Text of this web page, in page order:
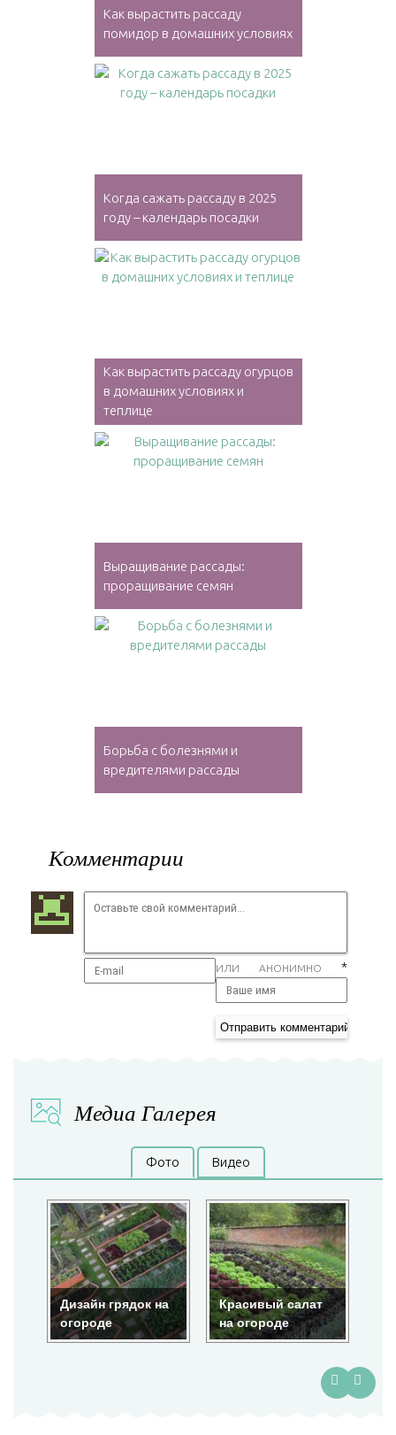
Как вырастить рассаду
помидор в домашних условиях
Когда сажать рассаду в 2025
году – календарь посадки
Как вырастить рассаду огурцов
в домашних условиях и
теплице
Выращивание рассады:
проращивание семян
Борьба с болезнями и
вредителями рассады
Комментарии
ИЛИ АНОНИМНО *
Медиа Галерея
Фото Видео
Дизайн грядок на
огороде
Красивый салат
на огороде